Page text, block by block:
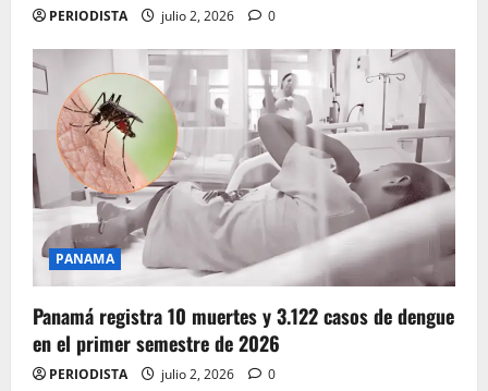
PERIODISTA julio 2, 2026 0
PANAMA
Panamá registra 10 muertes y 3.122 casos de dengue
en el primer semestre de 2026
PERIODISTA julio 2, 2026 0